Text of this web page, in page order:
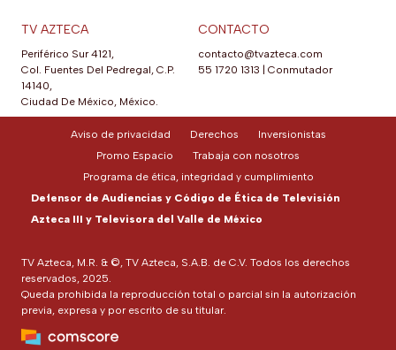
TV AZTECA
Periférico Sur 4121,
Col. Fuentes Del Pedregal, C.P.
14140,
Ciudad De México, México.
CONTACTO
contacto@tvazteca.com
55 1720 1313
Conmutador
TV Azteca, M.R. & ©, TV Azteca, S.A.B. de C.V. Todos los derechos
reservados, 2025.
Queda prohibida la reproducción total o parcial sin la autorización
previa, expresa y por escrito de su titular.
Aviso de privacidad Derechos
Inversionistas
Promo Espacio
Trabaja con nosotros
Programa de ética, integridad y cumplimiento
Defensor de Audiencias y Código de Ética de Televisión
Azteca III y Televisora del Valle de México